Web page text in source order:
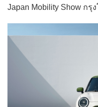
Japan Mobility Show กรุง